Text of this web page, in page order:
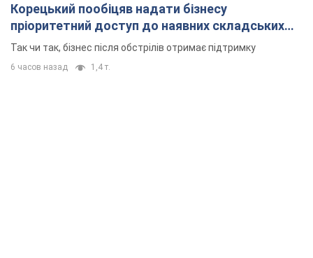
Корецький пообіцяв надати бізнесу
пріоритетний доступ до наявних складських
приміщень
Так чи так, бізнес після обстрілів отримає підтримку
6 часов назад 1,4 т.